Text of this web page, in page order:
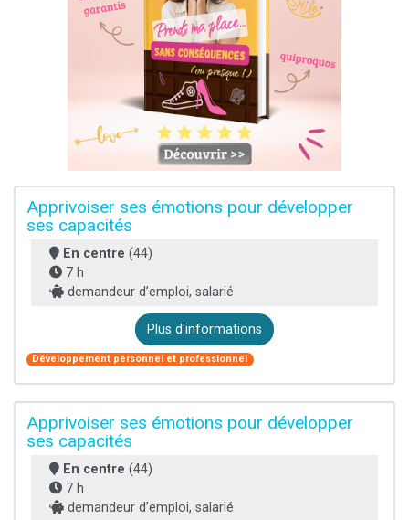
Apprivoiser ses émotions pour développer
ses capacités
En centre (44)
7 h
demandeur d’emploi, salarié
Plus d'informations
Développement personnel et professionnel
Apprivoiser ses émotions pour développer
ses capacités
En centre (44)
7 h
demandeur d’emploi, salarié